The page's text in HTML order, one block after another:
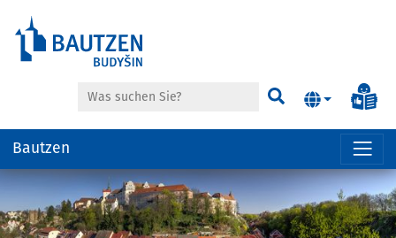
der
anspringen
Suche Suchen
Bautzen